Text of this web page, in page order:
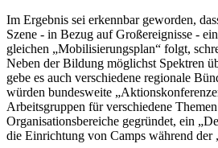
Im Ergebnis sei erkennbar geworden,
Szene - in Bezug auf Großereignisse -
gleichen „Mobilisierungsplan“ folgt,
Neben der Bildung möglichst Spektren
gebe es auch verschiedene regionale
würden bundesweite
Arbeitsgruppen für verschiedene
Organisationsbereiche gegründet, ein
die Einrichtung von Camps während der